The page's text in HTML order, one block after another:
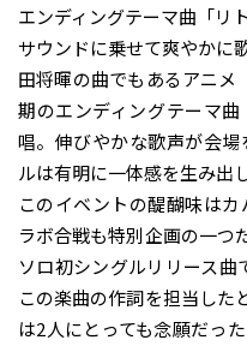
エンディングテーマ曲「リ
サウンドに乗せて爽やかに
田将暉の曲でもあるアニメ
期のエンディングテーマ
唱。伸びやかな歌声が会
ルは有明に一体感を生み出
このイベントの醍醐味は
ラボ合戦も特別企画の一
ソロ初シングルリリース
この楽曲の作詞を担当した
は2人にとっても念願だっ